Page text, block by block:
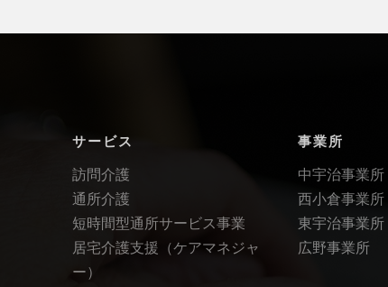
サービス
訪問介護
通所介護
短時間型通所サービス事業
居宅介護支援（ケアマネジャ
ー）
事業所
中宇治事業所
西小倉事業所
東宇治事業所
広野事業所